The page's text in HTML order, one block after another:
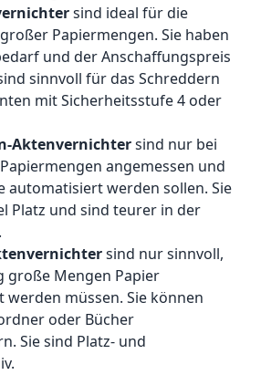
sind ideal für die
Papiermengen. Sie haben
und der Anschaffungspreis
sinnvoll für das Schreddern
mit Sicherheitsstufe 4 oder
Aktenvernichtersind nur bei
angemessen und
automatisiert werden sollen. Sie
Platz und sind teurer in der
sind nur sinnvoll,
große Mengen Papier
werden müssen. Sie können
oder Bücher
Sie sind Platz- und